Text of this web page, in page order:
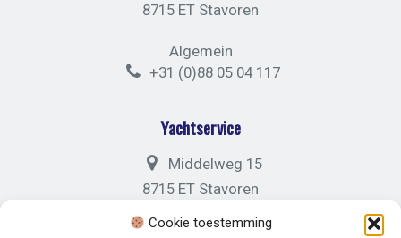
Cookie toestemming
8715 ET Stavoren
Algemein
+31 (0)88 05 04 117
Yachtservice
Middelweg 15
8715 ET Stavoren
Algemein